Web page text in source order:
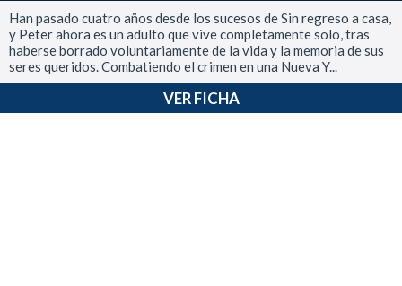
Han pasado cuatro años desde los sucesos de Sin regreso a casa,
y Peter ahora es un adulto que vive completamente solo, tras
haberse borrado voluntariamente de la vida y la memoria de sus
seres queridos. Combatiendo el crimen en una Nueva Y...
VER FICHA